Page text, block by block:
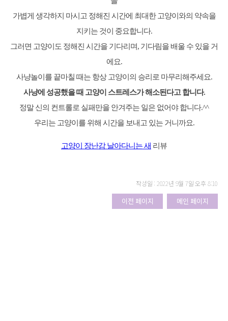
가볍게 생각하지 마시고 정해진 시간에 최대한 고양이와의 약속을
지키는 것이 중요합니다.
그러면 고양이도 정해진 시간을 기다리며, 기다림을 배울 수 있을 거
에요.
사냥놀이를 끝마칠 때는 항상 고양이의 승리로 마무리해주세요.
사냥에 성공했을 때 고양이 스트레스가 해소된다고 합니다.
정말 신의 컨트롤로 실패만을 안겨주는 일은 없어야 합니다.^^
우리는 고양이를 위해 시간을 보내고 있는 거니까요.
고양이 장난감 날아다니는 새 리뷰
작성일 : 2022년 9월 7일 오후 8:10
이전 페이지 메인 페이지